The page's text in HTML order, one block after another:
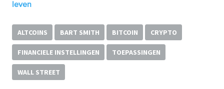
leven
ALTCOINS BART SMITH BITCOIN CRYPTO
FINANCIELE INSTELLINGEN TOEPASSINGEN
WALL STREET